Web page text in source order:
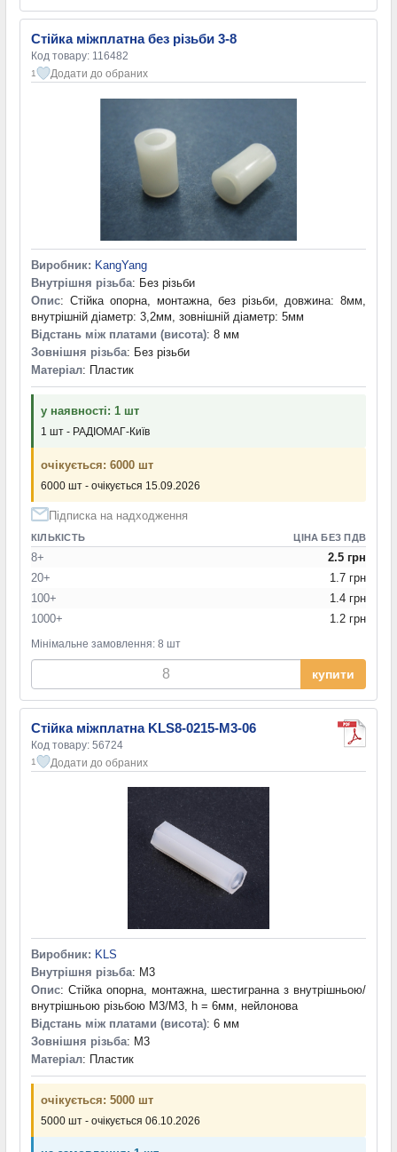
Стійка міжплатна без різьби 3-8
Код товару: 116482
1 Додати до обраних
Виробник: KangYang
Внутрішня різьба: Без різьби
Опис: Стійка опорна, монтажна, без різьби, довжина: 8мм,
внутрішній діаметр: 3,2мм, зовнішній діаметр: 5мм
Відстань між платами (висота): 8 мм
Зовнішня різьба: Без різьби
Матеріал: Пластик
у наявності: 1 шт
1 шт - РАДІОМАГ-Київ
очікується: 6000 шт
6000 шт - очікується 15.09.2026
Підписка на надходження
КІЛЬКІСТЬ ЦІНА БЕЗ ПДВ
8+
2.5 грн
20+
1.7 грн
100+
1.4 грн
1000+
1.2 грн
Мінімальне замовлення: 8 шт
купити
Стійка міжплатна KLS8-0215-M3-06
Код товару: 56724
1 Додати до обраних
Виробник: KLS
Внутрішня різьба: M3
Опис: Стійка опорна, монтажна, шестигранна з внутрішньою/
внутрішньою різьбою M3/M3, h = 6мм, нейлонова
Відстань між платами (висота): 6 мм
Зовнішня різьба: M3
Матеріал: Пластик
очікується: 5000 шт
5000 шт - очікується 06.10.2026